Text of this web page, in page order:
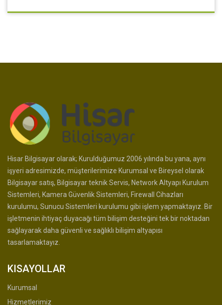
Hisar Bilgisayar olarak; Kurulduğumuz 2006 yılında bu yana, aynı
işyeri adresimizde, müşterilerimize Kurumsal ve Bireysel olarak
Bilgisayar satış, Bilgisayar teknik Servis, Network Altyapı Kurulum
Sistemleri, Kamera Güvenlik Sistemleri, Firewall Cihazları
kurulumu, Sunucu Sistemleri kurulumu gibi işlem yapmaktayız. Bir
işletmenin ihtiyaç duyacağı tüm bilişim desteğini tek bir noktadan
sağlayarak daha güvenli ve sağlıklı bilişim altyapısı
tasarlamaktayız.
KISAYOLLAR
Kurumsal
Hizmetlerimiz